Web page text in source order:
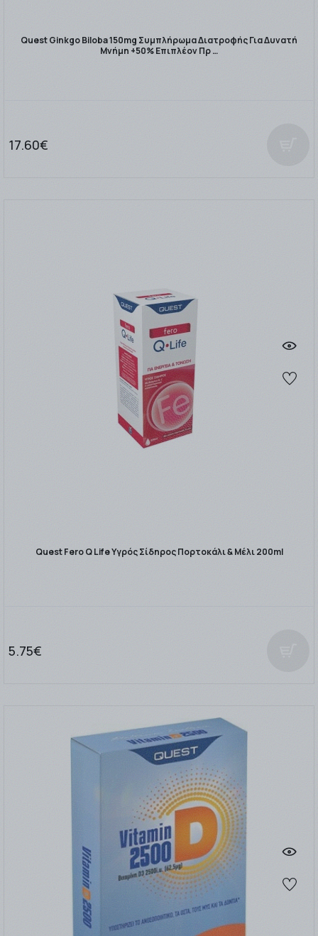
Quest Ginkgo Biloba 150mg Συμπλήρωμα Διατροφής Για Δυνατή
Μνήμη +50% Επιπλέον Πρ …
17.60€
Quest Fero Q Life Υγρός Σίδηρος Πορτοκάλι & Μέλι 200ml
5.75€